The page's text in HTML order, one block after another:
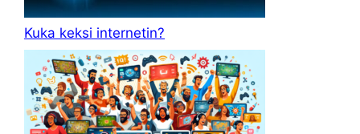
Kuka keksi internetin?